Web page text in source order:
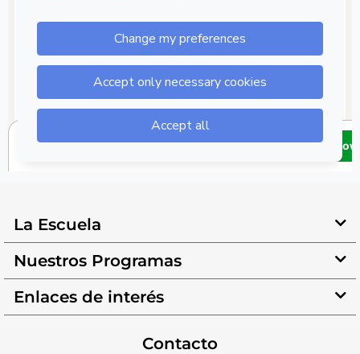
La Escuela
Nuestros Programas
Enlaces de interés
Contacto